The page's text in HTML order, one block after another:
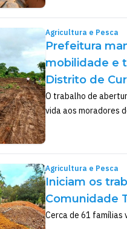
Agricultura e Pesca
Prefeitura
mobilidade e
Distrito de
O trabalho de
vida aos moradores
Agricultura e Pesca
Iniciam os
Comunidade
Cerca de 61 famílias